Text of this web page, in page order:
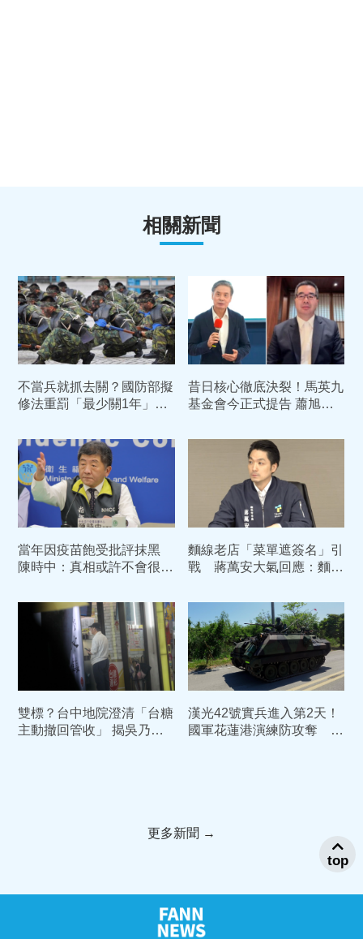
相關新聞
不當兵就抓去關？國防部擬
修法重罰「最少關1年」無
昔日核心徹底決裂！馬英九
基金會今正式提告 蕭旭
當年因疫苗飽受批評抹黑
陳時中：真相或許不會很快
麵線老店「菜單遮簽名」引
戰 蔣萬安大氣回應：麵
雙標？台中地院澄清「台糖
主動撤回管收」 揭吳乃仁
漢光42號實兵進入第2天！
國軍花蓮港演練防攻奪 部
更多新聞 →
top